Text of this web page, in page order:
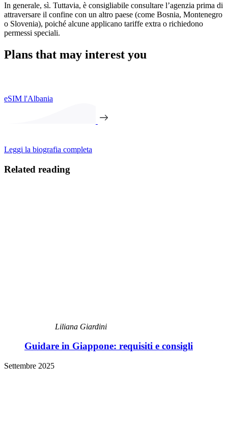
In generale, sì. Tuttavia, è consigliabile consultare l’agenzia prima di
attraversare il confine con un altro paese (come Bosnia, Montenegro
o Slovenia), poiché alcune applicano tariffe extra o richiedono
permessi speciali.
Plans that may interest you
eSIM l'Albania
Leggi la biografia completa
Related reading
Liliana Giardini
Guidare in Giappone: requisiti e consigli
Settembre 2025